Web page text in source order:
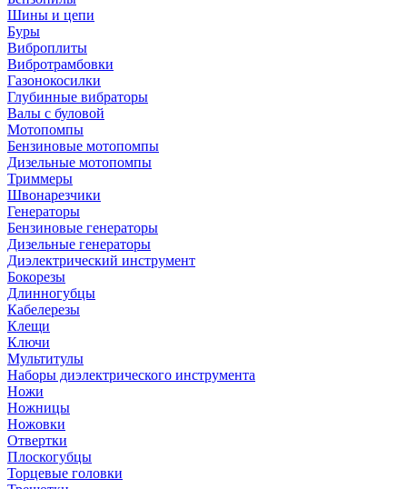
Шины и цепи
Буры
Виброплиты
Вибротрамбовки
Газонокосилки
Глубинные вибраторы
Валы с буловой
Мотопомпы
Бензиновые мотопомпы
Дизельные мотопомпы
Триммеры
Швонарезчики
Генераторы
Бензиновые генераторы
Дизельные генераторы
Диэлектрический инструмент
Бокорезы
Длинногубцы
Кабелерезы
Клещи
Ключи
Мультитулы
Наборы диэлектрического инструмента
Ножи
Ножницы
Ножовки
Отвертки
Плоскогубцы
Торцевые головки